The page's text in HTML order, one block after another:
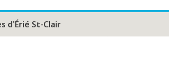
d'Érié St-Clair